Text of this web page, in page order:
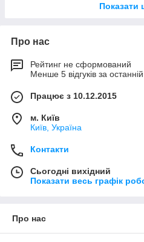
Показати
Про нас
Рейтинг не сформований
Менше 5 відгуків за останній
Працює з 10.12.2015
м. Київ
Київ, Україна
Контакти
Сьогодні вихідний
Показати весь графік
Про нас